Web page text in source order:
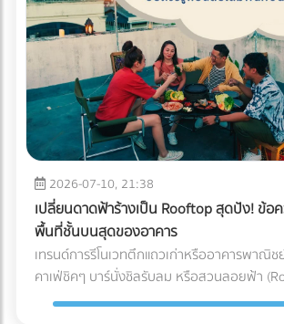
ประเมินภาษีย้อนหลังส่งมาถึงบริษัท! การป้อง
วางโครงสร้างระบบบัญชีที่โปร่งใสและถูกต้อง
คุณต้องการเปลี่ยนผู้ทำบัญชี หรือกำลังมอง
เชี่ยวชาญ โดยเฉพาะการวางแผนภาษีองค์กรยุค
เลือกเปรียบเทียบผู้เชี่ยวชาญตัวจริงได้ที่ At-
เรื่องภาษี แล้วโฟกัสกับการเติบโตของธุรกิจได้
"กระดาษ" และ "หมึกพิมพ์" กระดาษ FSC
Council): คือกระดาษที่ได้รับการรับรองว่ามาจ
พาณิชย์ที่มีการจัดการอย่างยั่งยืน ไม่ตัดไม้ทำล
สัญลักษณ์ FSC บนบรรจุภัณฑ์คือใบผ่านทางชั้
ของคุณส่งออกไปยังยุโรปและอเมริกาได้โดยไม่
ถั่วเหลือง (Soy Ink): หมึกพิมพ์แบบดั้งเดิม
มีสาร VOCs (Volatile Organic
เรือนกระจกและเป็นอุปสรรคต่อกระบวนการรีไซ
ขณะที่ Soy Ink ทำจากน้ำมันพืช ย่อยสลายได้ท
ทำให้กระดาษถูกนำไปรีไซเคิลใหม่ได้ง่ายขึ้นมาก
เปลี่ยนมาใช้ Soy Ink ไม่ได้ทำให้สีสันของบรรจุ
ทางกลับกัน เม็ดสีในน้ำมันถั่วเหลืองยังช่วยให้
สดใสและคมชัดมากกว่าหมึกปิโตรเลียมในบาง
แตกต่างระหว่าง หมึกดั้งเดิม Vs. Soy Ink ยกระดับบรรจุภัณฑ์
ของคุณ เพื่อพิชิตใจลูกค้ารายใหญ่ อย่าปล่อยใ
2026-07-10, 21:38
เปลี่ยนดาดฟ้าร้างเป็น Rooftop สุดปัง! ข้อ
พื้นที่ชั้นบนสุดของอาคาร
เทรนด์การรีโนเวทตึกแถวเก่าหรืออาคารพาณิช
คาเฟ่ชิคๆ บาร์นั่งชิลรับลม หรือสวนลอยฟ้า
กำลังได้รับความนิยมอย่างมากในยุคปัจจุบัน พื้